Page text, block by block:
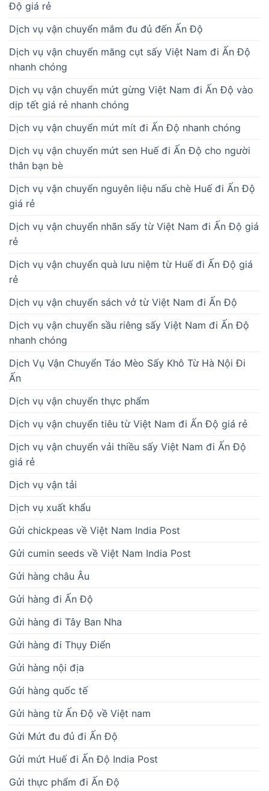
Độ giá rẻ
Dịch vụ vận chuyển mắm đu đủ đến Ấn Độ
Dịch vụ vận chuyển măng cụt sấy Việt Nam đi Ấn Độ
nhanh chóng
Dịch vụ vận chuyển mứt gừng Việt Nam đi Ấn Độ vào
dịp tết giá rẻ nhanh chóng
Dịch vụ vận chuyển mứt mít đi Ấn Độ nhanh chóng
Dịch vụ vận chuyển mứt sen Huế đi Ấn Độ cho người
thân bạn bè
Dịch vụ vận chuyển nguyên liệu nấu chè Huế đi Ấn Độ
giá rẻ
Dịch vụ vận chuyển nhãn sấy từ Việt Nam đi Ấn Độ giá
rẻ
Dịch vụ vận chuyển quà lưu niệm từ Huế đi Ấn Độ giá
rẻ
Dịch vụ vận chuyển sách vở từ Việt Nam đi Ấn Độ
Dịch vụ vận chuyển sầu riêng sấy Việt Nam đi Ấn Độ
nhanh chóng
Dịch Vụ Vận Chuyển Táo Mèo Sấy Khô Từ Hà Nội Đi
Ấn
Dịch vụ vận chuyển thực phẩm
Dịch vụ vận chuyển tiêu từ Việt Nam đi Ấn Độ giá rẻ
Dịch vụ vận chuyển vải thiều sấy Việt Nam đi Ấn Độ
giá rẻ
Dịch vụ vận tải
Dịch vụ xuất khẩu
Gửi chickpeas về Việt Nam India Post
Gửi cumin seeds về Việt Nam India Post
Gửi hàng châu Âu
Gửi hàng đi Ấn Độ
Gửi hàng đi Tây Ban Nha
Gửi hàng đi Thụy Điển
Gửi hàng nội địa
Gửi hàng quốc tế
Gửi hàng từ Ấn Độ về Việt nam
Gửi Mứt đu đủ đi Ấn Độ
Gửi mứt Huế đi Ấn Độ India Post
Gửi thực phẩm đi Ấn Độ